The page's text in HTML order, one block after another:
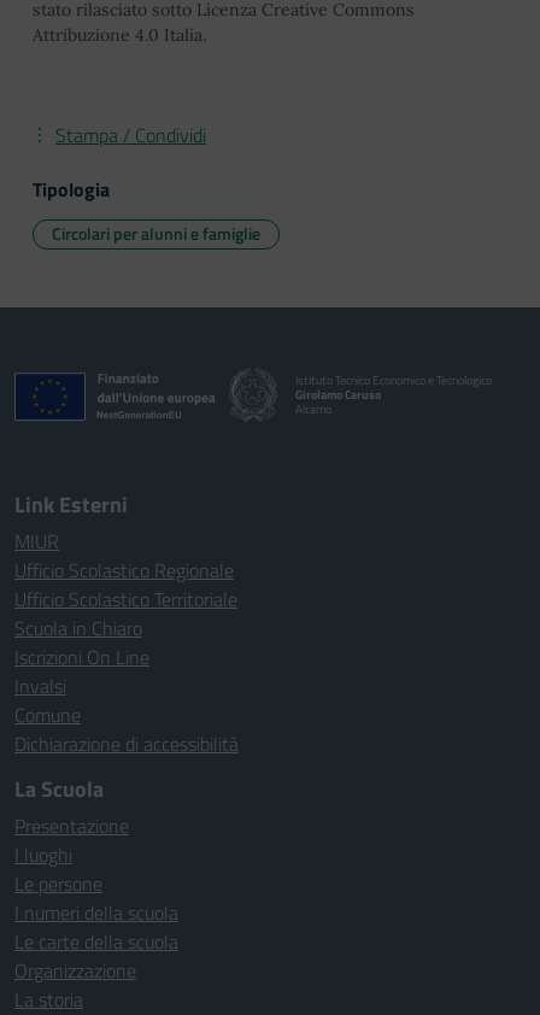
stato rilasciato sotto Licenza Creative Commons
Attribuzione 4.0 Italia.
Stampa / Condividi
Tipologia
Circolari per alunni e famiglie
Istituto Tecnico Economico e Tecnologico
Girolamo Caruso
Alcamo
Link Esterni
MIUR
Ufficio Scolastico Regionale
Ufficio Scolastico Territoriale
Scuola in Chiaro
Iscrizioni On Line
Invalsi
Comune
Dichiarazione di accessibilità
La Scuola
Presentazione
I luoghi
Le persone
I numeri della scuola
Le carte della scuola
Organizzazione
La storia